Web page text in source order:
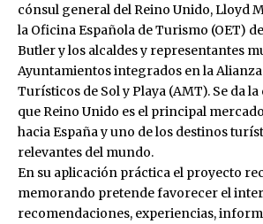
cónsul general del Reino Unido, Lloyd
la Oficina Española de Turismo (OET)
Butler y los alcaldes y representantes
Ayuntamientos integrados en la
Turísticos de Sol y Playa (AMT). Se da
que Reino Unido es el principal
hacia España y uno de los destinos
relevantes del mundo.
En su aplicación práctica el proyecto
memorando pretende favorecer el
recomendaciones, experiencias,